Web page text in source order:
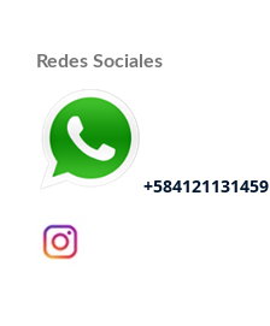
Redes Sociales
+584121131459